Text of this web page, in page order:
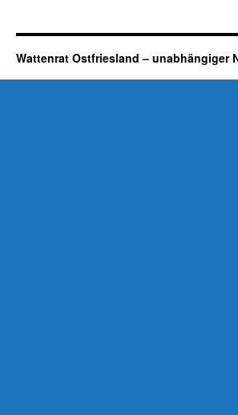
Wattenrat Ostfriesland – unabhängiger